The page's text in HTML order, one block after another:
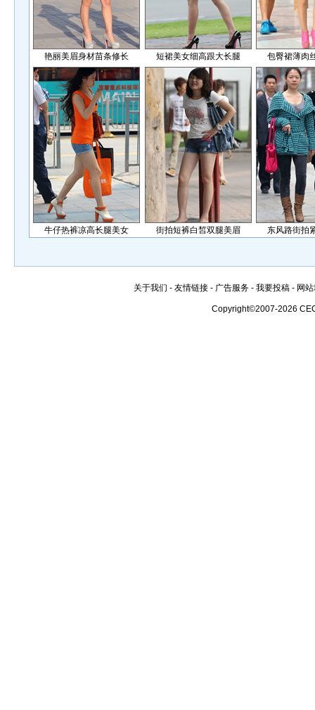
艳丽美眉身材苗条修长 短裙美女细高跟大长腿 包臀裙薄肉
牛仔热裤凉高长腿美女 街拍短裤白皙双腿美眉 东风路街拍
关于我们 - 友情链接 - 广告服务 - 我要投稿 - 网
Copyright©2007-2026